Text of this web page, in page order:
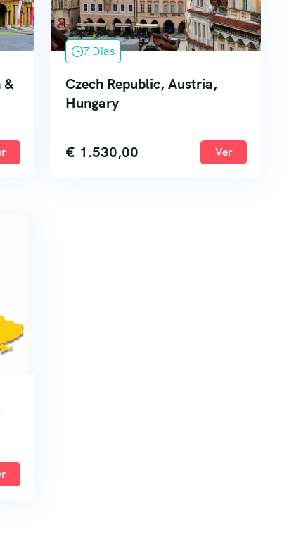
&
7 Dias
Czech Republic, Austria,
Hungary
€ 1.530,00 Ver